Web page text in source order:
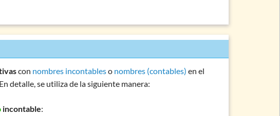
con nombres incontableso nombres (contables) en el
detalle, se utiliza de la siguiente manera:
incontable: